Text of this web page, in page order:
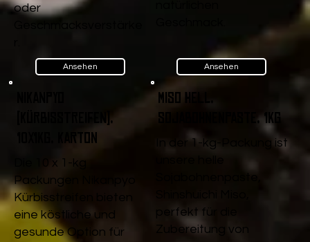
oder
Ansehen Ansehen
(Kürbisstreifen),
10x1kg, Karton
Die 10 x 1-kg
Packungen Nikanpyo
Kürbisstreifen bieten
eine köstliche und
gesunde Option für
Miso Hell,
Sojabohnenpaste, 1kg
In der 1-kg-Packung ist
perfekt für die
Zubereitung von